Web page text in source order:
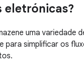
eletrónicas?
uma variedade
para simplificar os